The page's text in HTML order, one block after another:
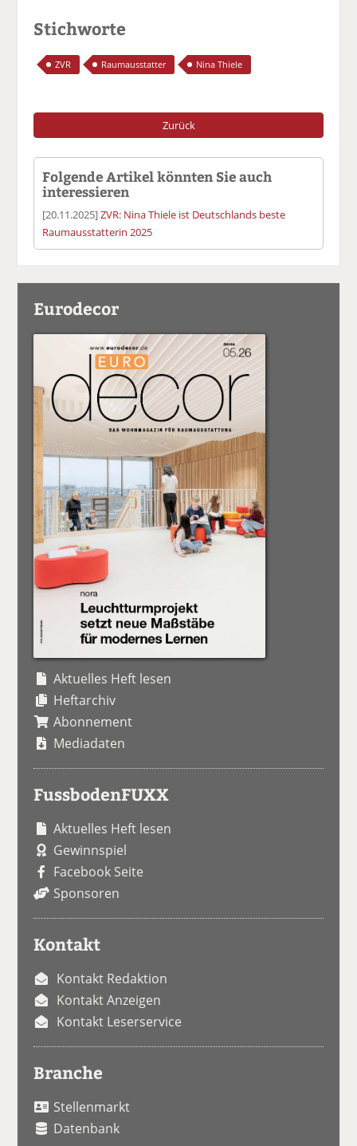
Stichworte
ZVR Raumausstatter Nina Thiele
Zurück
Folgende Artikel könnten Sie auch
interessieren
[20.11.2025]ZVR: Nina Thiele ist Deutschlands beste
Raumausstatterin 2025
Eurodecor
Aktuelles Heft lesen
Heftarchiv
Abonnement
Mediadaten
FussbodenFUXX
Aktuelles Heft lesen
Gewinnspiel
Facebook Seite
Sponsoren
Kontakt
Kontakt Redaktion
Kontakt Anzeigen
Kontakt Leserservice
Branche
Stellenmarkt
Datenbank